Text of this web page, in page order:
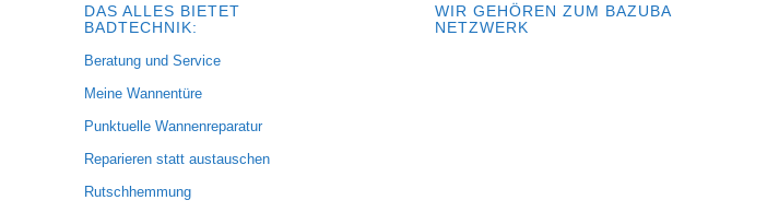
DAS ALLES BIETET
BADTECHNIK:
Beratung und Service
Meine Wannentüre
Punktuelle Wannenreparatur
Reparieren statt austauschen
Rutschhemmung
WIR GEHÖREN ZUM BAZUBA
NETZWERK